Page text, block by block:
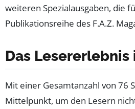
weiteren Spezialausgaben, die
Publikationsreihe des F.A.Z.
Das Lesererlebnis
Mit einer Gesamtanzahl von 76
Mittelpunkt, um den Lesern